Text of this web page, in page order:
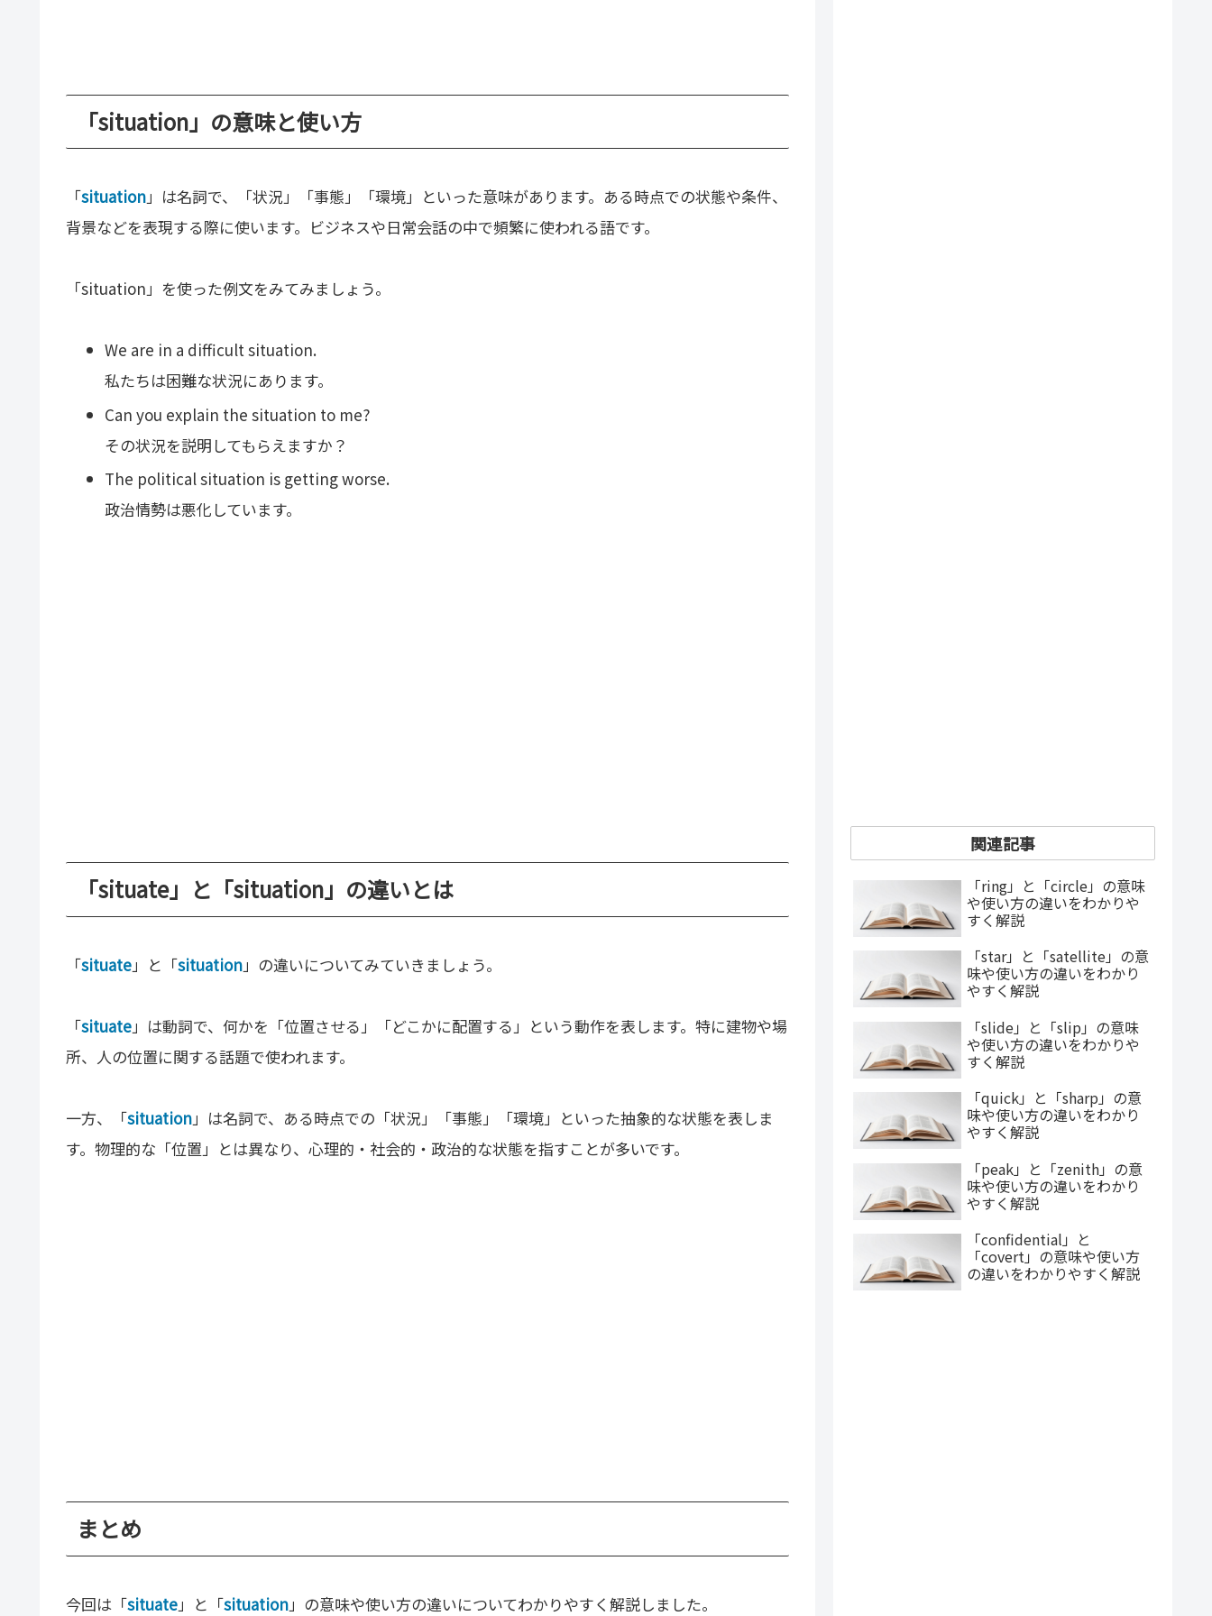
「situation」の意味と使い方
「situation」は名詞で、「状況」「事態」「環境」といった意味があります。ある時点での状態や条件、
背景などを表現する際に使います。ビジネスや日常会話の中で頻繁に使われる語です。
「situation」を使った例文をみてみましょう。
We are in a difficult situation.
私たちは困難な状況にあります。
Can you explain the situation to me?
その状況を説明してもらえますか？
The political situation is getting worse.
政治情勢は悪化しています。
「situate」と「situation」の違いとは
「situate」と「situation」の違いについてみていきましょう。
「situate」は動詞で、何かを「位置させる」「どこかに配置する」という動作を表します。特に建物や場
所、人の位置に関する話題で使われます。
一方、「situation」は名詞で、ある時点での「状況」「事態」「環境」といった抽象的な状態を表しま
す。物理的な「位置」とは異なり、心理的・社会的・政治的な状態を指すことが多いです。
まとめ
今回は「situate」と「situation」の意味や使い方の違いについてわかりやすく解説しました。
関連記事
「ring」と「circle」の意味
や使い方の違いをわかりや
すく解説
「star」と「satellite」の意
味や使い方の違いをわかり
やすく解説
「slide」と「slip」の意味
や使い方の違いをわかりや
すく解説
「quick」と「sharp」の意
味や使い方の違いをわかり
やすく解説
「peak」と「zenith」の意
味や使い方の違いをわかり
やすく解説
「confidential」と
「covert」の意味や使い方
の違いをわかりやすく解説